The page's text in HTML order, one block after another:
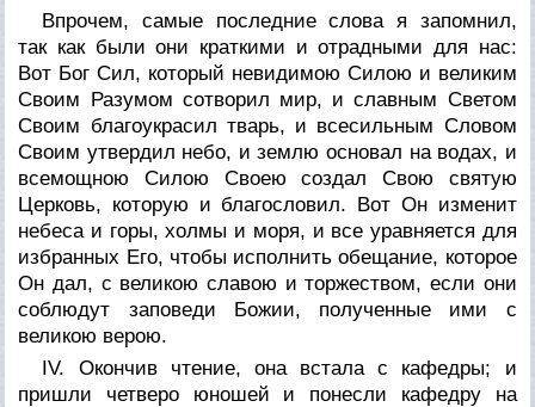
Впрочем, самые последние слова я запомнил,
так как были они краткими и отрадными для нас:
Вот Бог Сил, который невидимою Силою и великим
Своим Разумом сотворил мир, и славным Светом
Своим благоукрасил тварь, и всесильным Словом
Своим утвердил небо, и землю основал на водах, и
всемощною Силою Своею создал Свою святую
Церковь, которую и благословил. Вот Он изменит
небеса и горы, холмы и моря, и все уравняется для
избранных Его, чтобы исполнить обещание, которое
Он дал, с великою славою и торжеством, если они
соблюдут заповеди Божии, полученные ими с
великою верою.
IV. Окончив чтение, она встала с кафедры; и
пришли четверо юношей и понесли кафедру на